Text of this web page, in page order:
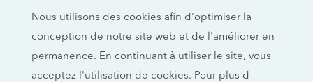
Réseaux sociaux
Mentions légales
Nous utilisons des cookies afin d'optimiser la
conception de notre site web et de l'améliorer en
permanence. En continuant à utiliser le site, vous
acceptez l'utilisation de cookies. Pour plus d